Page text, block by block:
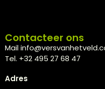
Contacteer ons
Mail
Tel. +32 495 27 68 47
Adres